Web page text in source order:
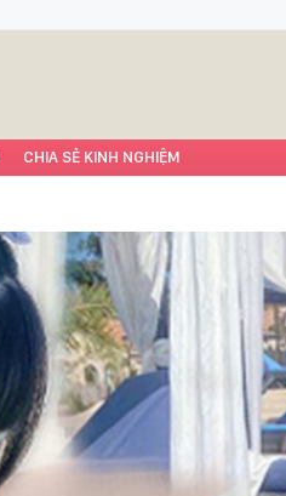
CHIA SẺ KINH NGHIỆM